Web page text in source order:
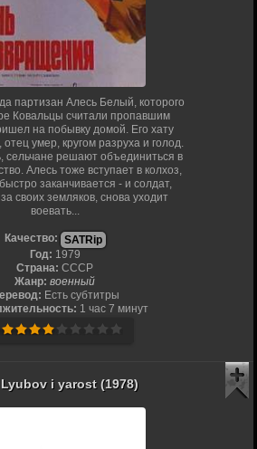
партизан Алесь Белый, которого
Ковальцы считали пропавшим
на побывку домой. Его хату
умер, кругом разруха и голод.
сельчане решают объединиться в
Алесь тоже вступает в колхоз,
заканчивается - и солдат,
своих земляков, снова уходит
воевать...
Качество: SATRip
Год: 1979
Страна: СССР
Жанр: военный
Есть субтитры
1 час 7 минут
i yarost (1978)